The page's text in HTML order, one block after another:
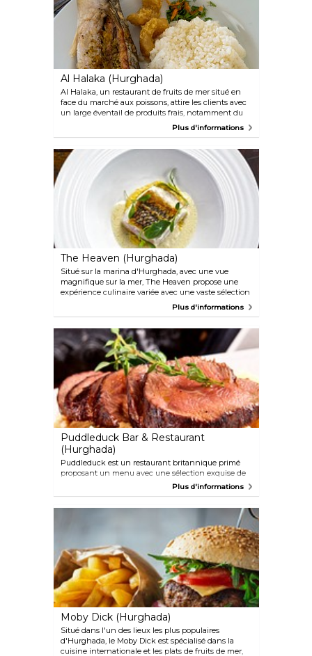
Al Halaka (Hurghada)
Al Halaka, un restaurant de fruits de mer situé en
face du marché aux poissons, attire les clients avec
un large éventail de produits frais, notamment du
poisson, des crevettes, des calmars, des crabes et du
expérience culinaire délicieuse. Cependant, la
prudence est de mise, car les critiques précédentes
soulignent l'importance de vérifier la facture avant
Plus d'informations
The Heaven (Hurghada)
Situé sur la marina d'Hurghada, avec une vue
magnifique sur la mer, The Heaven propose une
expérience culinaire variée avec une vaste sélection
de plats allant des fruits de mer aux pâtes en
passant par les sushis. Cependant, le point fort de la
saveur savoureuse et ses portions généreuses.
Plus d'informations
Puddleduck Bar & Restaurant
(Hurghada)
Puddleduck est un restaurant britannique primé
proposant un menu avec une sélection exquise de
plats anglais et internationaux, notamment une
variété de steaks, de plats rôtis et de fish and chips
Plus d'informations
Moby Dick (Hurghada)
Situé dans l'un des lieux les plus populaires
d'Hurghada, le Moby Dick est spécialisé dans la
cuisine internationale et les plats de fruits de mer,